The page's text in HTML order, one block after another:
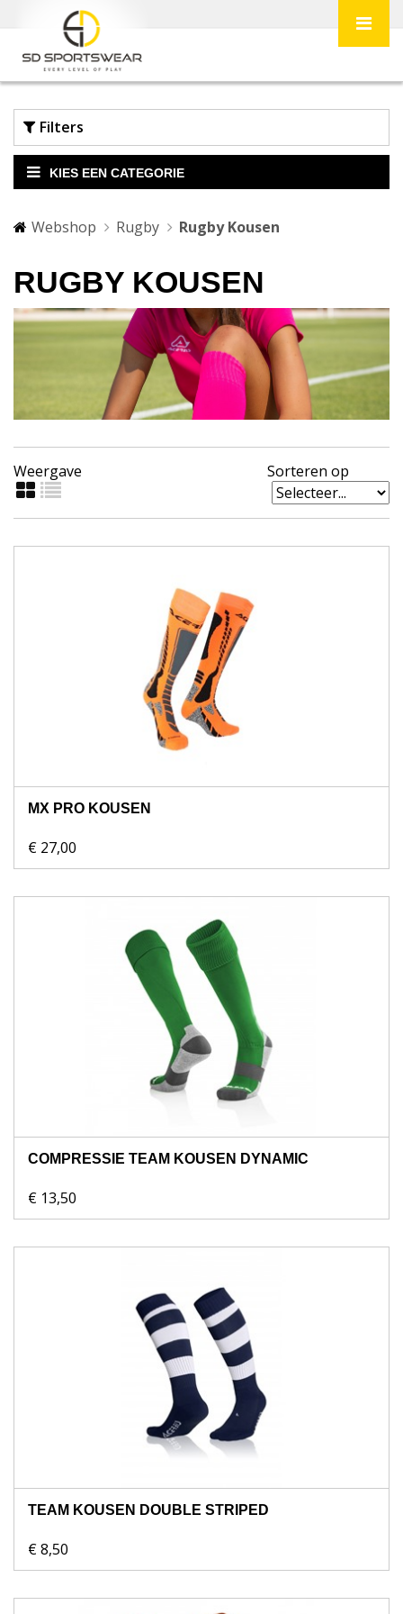
Filters
KIES EEN CATEGORIE
Webshop Rugby Rugby Kousen
RUGBY KOUSEN
Weergave Sorteren op
MX PRO KOUSEN
€ 27,00
COMPRESSIE TEAM KOUSEN DYNAMIC
€ 13,50
TEAM KOUSEN DOUBLE STRIPED
€ 8,50